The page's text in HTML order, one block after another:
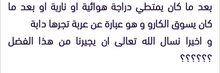
بعد ما كان يمتطي دراجة هوائية او نارية او بعد ما
كان يسوق الكارو و هو عبارة عن عربة تجرها دابة
و اخيرا نسال الله تعالى ان يجيرنا من هذا الفضل
؟؟؟؟؟؟